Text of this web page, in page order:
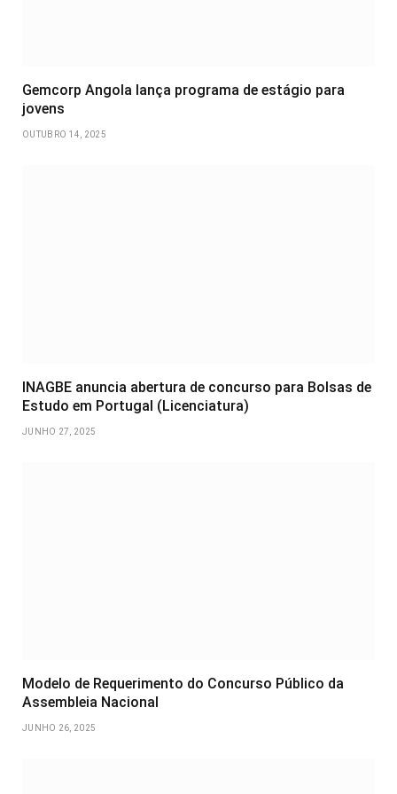
Gemcorp Angola lança programa de estágio para
jovens
OUTUBRO 14, 2025
INAGBE anuncia abertura de concurso para Bolsas de
Estudo em Portugal (Licenciatura)
JUNHO 27, 2025
Modelo de Requerimento do Concurso Público da
Assembleia Nacional
JUNHO 26, 2025